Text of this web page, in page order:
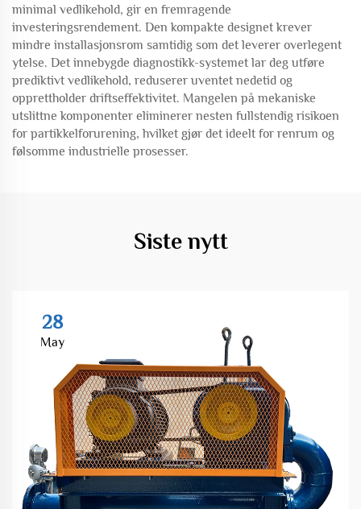
minimal vedlikehold, gir en fremragende
investeringsrendement. Den kompakte designet krever
mindre installasjonsrom samtidig som det leverer overlegent
ytelse. Det innebygde diagnostikk-systemet lar deg utføre
prediktivt vedlikehold, reduserer uventet nedetid og
opprettholder driftseffektivitet. Mangelen på mekaniske
utslittne komponenter eliminerer nesten fullstendig risikoen
for partikkelforurening, hvilket gjør det ideelt for renrum og
følsomme industrielle prosesser.
Siste nytt
28
May